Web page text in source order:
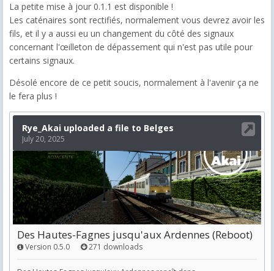
La petite mise à jour 0.1.1 est disponible !
Les caténaires sont rectifiés, normalement vous devrez avoir les
fils, et il y a aussi eu un changement du côté des signaux
concernant l'œilleton de dépassement qui n'est pas utile pour
certains signaux.
Désolé encore de ce petit soucis, normalement à l'avenir ça ne
le fera plus !